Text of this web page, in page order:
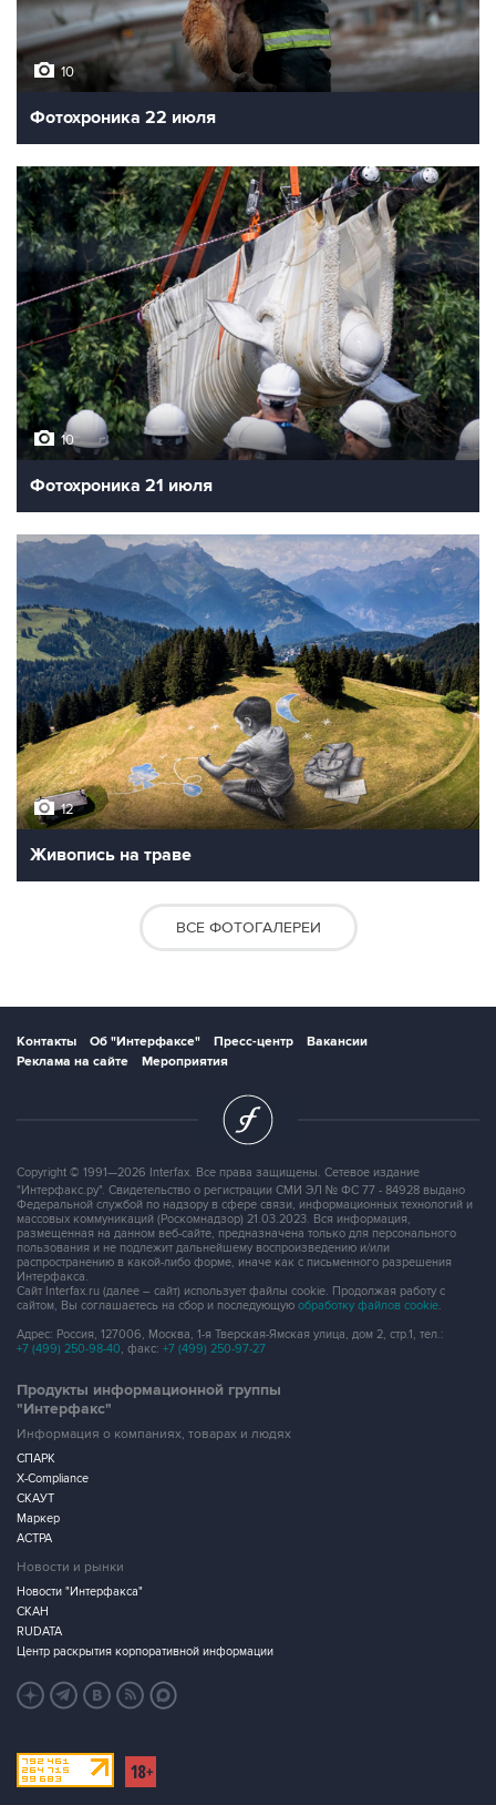
10
Фотохроника 22 июля
10
Фотохроника 21 июля
12
Живопись на траве
ВСЕ ФОТОГАЛЕРЕИ
Контакты Об "Интерфаксе" Пресс-центр
Вакансии
Реклама на сайте
Мероприятия
Copyright © 1991—2026 Interfax. Все права защищены. Сетевое издание
"Интерфакс.ру". Свидетельство о регистрации СМИ ЭЛ № ФС 77 - 84928 выдано
Федеральной службой по надзору в сфере связи, информационных технологий и
массовых коммуникаций (Роскомнадзор) 21.03.2023. Вся информация,
размещенная на данном веб-сайте, предназначена только для персонального
пользования и не подлежит дальнейшему воспроизведению и/или
распространению в какой-либо форме, иначе как с письменного разрешения
Интерфакса.
Сайт Interfax.ru (далее – сайт) использует файлы cookie. Продолжая работу с
сайтом, Вы соглашаетесь на сбор и последующую обработку файлов cookie.
Адрес: Россия, 127006, Москва, 1-я Тверская-Ямская улица, дом 2, стр.1, тел.:
+7 (499) 250-98-40, факс: +7 (499) 250-97-27
Продукты информационной группы
"Интерфакс"
Информация о компаниях, товарах и людях
СПАРК
X-Compliance
СКАУТ
Маркер
АСТРА
Новости и рынки
Новости "Интерфакса"
СКАН
RUDATA
Центр раскрытия корпоративной информации